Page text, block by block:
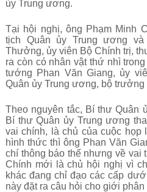
ủy Trung ương.
Tại hội nghị, ông Phạm Minh
tịch Quân ủy Trung ương
Thưởng, ủy viên Bộ Chính trị,
ra còn có nhân vật thứ nhì
tướng Phan Văn Giang, ủy
Quân ủy Trung ương, bộ trưởng
Theo nguyên tắc, Bí thư Quân
Bí thư Quân ủy Trung ương
vai chính, là chủ của cuộc họp
hình thức thì ông Phan Văn
chí thông báo thế nhưng về vai
Chính mới là chủ hội nghị vì
khác đang chỉ đạo các cấp
này đặt ra câu hỏi cho giới phân